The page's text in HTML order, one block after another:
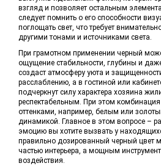
взгляд и позволяет остальным
следует помнить о его способности
поглощать свет, что требует
другими тонами и источниками света.
При грамотном применении черный
ощущение стабильности, глубины и
создаст атмосферу уюта и
расслаблению, а в гостиной или
подчеркнут силу характера хозяина
респектабельным. При этом
оттенками, например, белым или
динамикой. Главное в этом вопросе –
эмоцию вы хотите вызвать у
правильно дозированный черный цвет
частью интерьера, а мощным
воздействия.